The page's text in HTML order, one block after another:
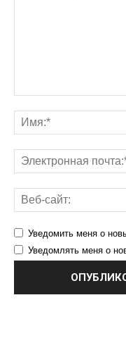
Уведомить меня о
Уведомлять меня о